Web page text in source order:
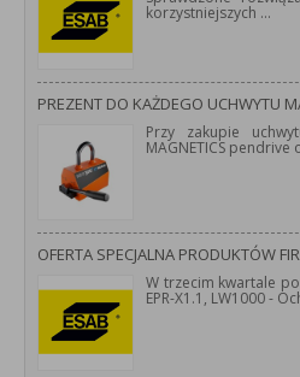
korzystniejszych ...
PREZENT DO KAŻDEGO UCHWYTU
Przy zakupie
MAGNETICS pendrive
OFERTA SPECJALNA PRODUKTÓW
W trzecim kwartale
EPR-X1.1, LW1000 -